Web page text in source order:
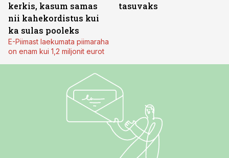
kerkis, kasum samas
nii kahekordistus kui
ka sulas pooleks
E-Piimast laekumata piimaraha
on enam kui 1,2 miljonit eurot
tasuvaks